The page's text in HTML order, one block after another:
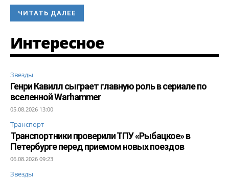
ЧИТАТЬ ДАЛЕЕ
Интересное
Звезды
Генри Кавилл сыграет главную роль в сериале по
вселенной Warhammer
05.08.2026 13:00
Транспорт
Транспортники проверили ТПУ «Рыбацкое» в
Петербурге перед приемом новых поездов
06.08.2026 09:23
Звезды